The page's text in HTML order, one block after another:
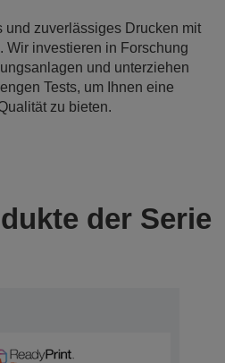
zuverlässiges Drucken mit
Wir investieren in Forschung
und unterziehen
Tests, um Ihnen eine
zu bieten.
der Serie